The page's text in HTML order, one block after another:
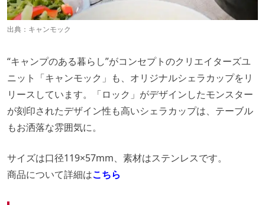
出典： キャンモック
“キャンプのある暮らし”がコンセプトのクリエイターズユ
ニット「キャンモック」も、オリジナルシェラカップをリ
リースしています。「ロック」がデザインしたモンスター
が刻印されたデザイン性も高いシェラカップは、テーブル
もお洒落な雰囲気に。
サイズは口径119×57mm、素材はステンレスです。
商品について詳細はこちら